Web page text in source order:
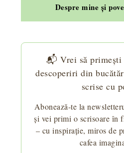
Despre mine și
📬 Vrei să primești
descoperiri din
scrise cu
Abonează-te la
și vei primi o scrisoare în
– cu inspirație, miros de
cafea